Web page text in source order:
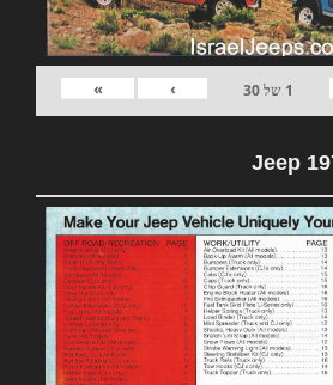
1 של30
›
»